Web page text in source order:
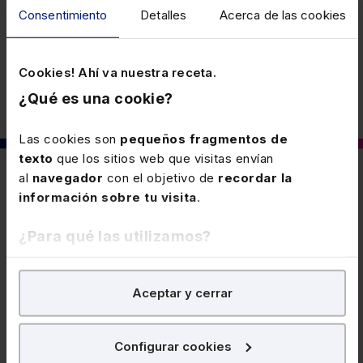
Consentimiento Detalles Acerca de las cookies
Cookies! Ahí va nuestra receta.
¿Qué es una cookie?
Las cookies son pequeños fragmentos de
texto que los sitios web que visitas envían
al navegador con el objetivo de recordar la
información sobre tu visita.
¿Para qué las utilizamos?
En Lefebvre utilizamos las cookies confines
para tratar demejorar tu experiencia
nuestra página web. También con fines publicitarios,
Aceptar y cerrar
Configurar cookies
Fiscal
También puede interesarte
26 MAYO 2026
Modificación del plazo de domiciliación
de la primera autoliquidación
Para los contribuyentes cuyo período de transición
presentación hasta el 22-7-2026.